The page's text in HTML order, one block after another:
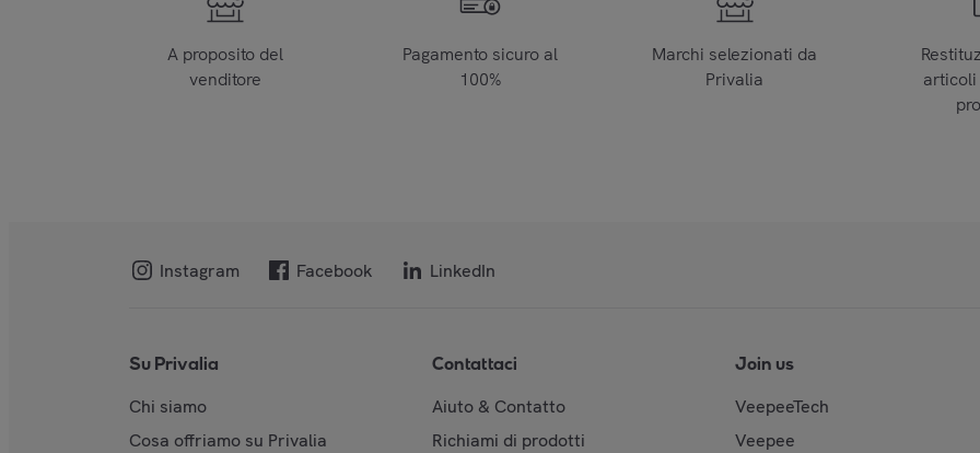
A proposito del
venditore
Pagamento sicuro al
100%
Marchi selezionati da
Privalia
articoli
Instagram Facebook LinkedIn
Su Privalia
Chi siamo
Cosa offriamo su Privalia
Contattaci
Aiuto & Contatto
Richiami di prodotti
Join us
VeepeeTech
Veepee